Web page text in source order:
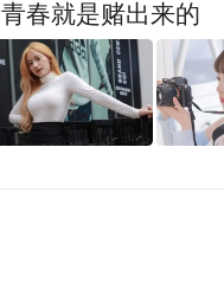
春就是赌出来的